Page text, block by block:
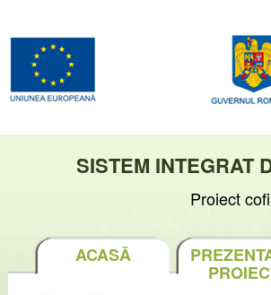
SISTEM INTEGRAT
Proiect
ACASĂ